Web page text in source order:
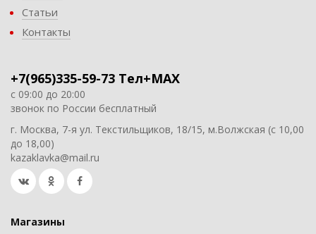
Статьи
Контакты
+7(965)335-59-73 Тел+MAX
с 09:00 до 20:00
звонок по России бесплатный
г. Москва, 7-я ул. Текстильщиков, 18/15, м.Волжская (с 10,00
до 18,00)
kazaklavka@mail.ru
Магазины